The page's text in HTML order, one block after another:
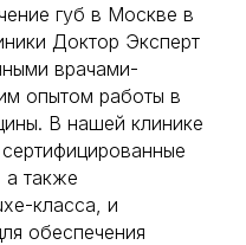
губ в Москве в
Доктор Эксперт
врачами-
опытом работы в
В нашей клинике
а также
класса, и
обеспечения